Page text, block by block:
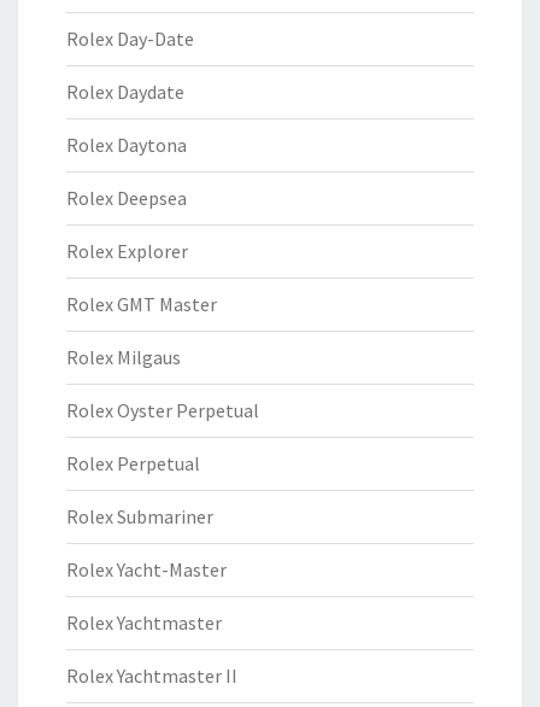
Rolex Day-Date
Rolex Daydate
Rolex Daytona
Rolex Deepsea
Rolex Explorer
Rolex GMT Master
Rolex Milgaus
Rolex Oyster Perpetual
Rolex Perpetual
Rolex Submariner
Rolex Yacht-Master
Rolex Yachtmaster
Rolex Yachtmaster II